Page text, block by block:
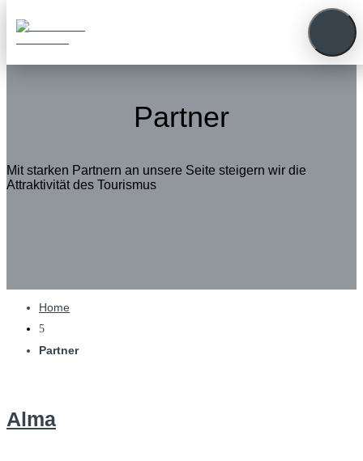
Partner
Mit starken Partnern an unsere Seite steigern wir die
Attraktivität des Tourismus
Home
5
Partner
Alma